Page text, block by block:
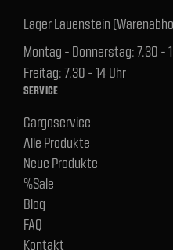
Lager Lauenstein
Montag - Donnerstag: 7.30 -
Freitag: 7.30 - 14 Uhr
SERVICE
Cargoservice
Alle Produkte
Neue Produkte
%Sale
Blog
FAQ
Kontakt